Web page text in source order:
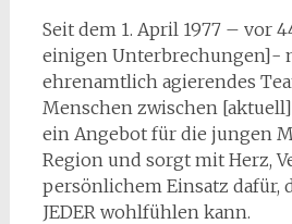
Seit dem 1. April 1977 – vor
einigen Unterbrechungen]-
ehrenamtlich agierendes
Menschen zwischen [aktuell]
ein Angebot für die jungen
Region und sorgt mit Herz,
persönlichem Einsatz dafür,
JEDER wohlfühlen kann.